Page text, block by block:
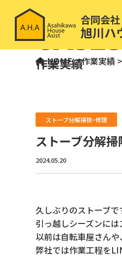
作業実績
HOME>作業実績 >
ストーブ分解掃除・修理
ストーブ分解掃
2024.05.20
久しぶりのストーブで
引っ越しシーズンには
以前は自転車屋さんや
弊社では作業工程を